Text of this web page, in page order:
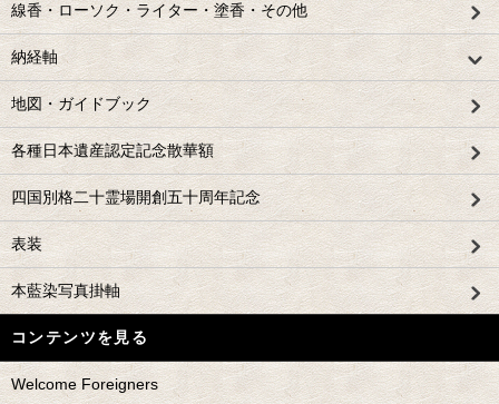
線香・ローソク・ライター・塗香・その他
納経軸
地図・ガイドブック
各種日本遺産認定記念散華額
四国別格二十霊場開創五十周年記念
表装
本藍染写真掛軸
コンテンツを見る
Welcome Foreigners